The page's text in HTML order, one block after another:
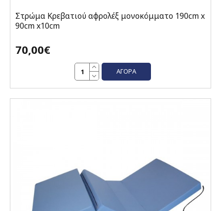
Στρώμα Κρεβατιού αφρολέξ μονοκόμματο 190cm x
90cm x10cm
70,00€
ΑΓΟΡΆ